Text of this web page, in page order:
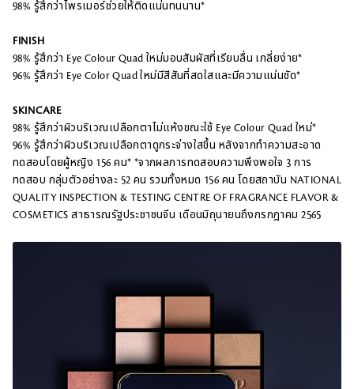
98% รู้สึกว่าไพรเมอร์ช่วยให้ติดแน่นทนนาน*
FINISH
98% รู้สึกว่า Eye Colour Quad ใหม่มอบสัมผัสที่เรียบลื่น เกลี่ยง่าย*
96% รู้สึกว่า Eye Color Quad ใหม่มีสีสันที่สดใสและมีความแน่นชัด*
SKINCARE
98% รู้สึกว่าผิวบริเวณเปลือกตาไม่แห้งขณะใช้ Eye Colour Quad ใหม่*
96% รู้สึกว่าผิวบริเวณเปลือกตาดูกระจ่างใสขึ้น หลังจากทำความสะอาด
ทดสอบโดยผู้หญิง 156 คน* *จากผลการทดสอบความพึงพอใจ 3 การ
ทดสอบ กลุ่มตัวอย่างละ 52 คน รวมทั้งหมด 156 คน โดยสถาบัน NATIONAL
QUALITY INSPECTION & TESTING CENTRE OF FRAGRANCE FLAVOR &
COSMETICS สาธารณรัฐประชาชนจีน เดือนมิถุนายนถึงกรกฎาคม 2565